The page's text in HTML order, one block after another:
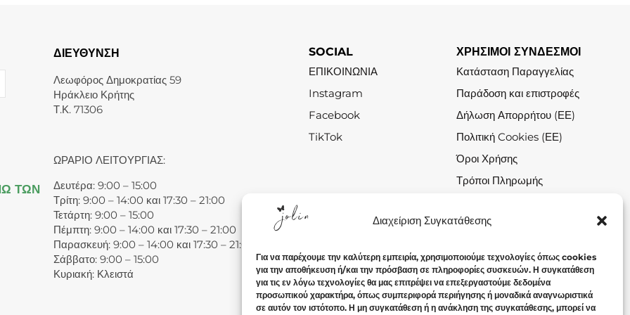
Διαχείριση Συγκατάθεσης
Για να παρέχουμε την καλύτερη εμπειρία, χρησιμοποιούμε τεχνολογίες όπως cookies
για την αποθήκευση ή/και την πρόσβαση σε πληροφορίες συσκευών. Η συγκατάθεση
για τις εν λόγω τεχνολογίες θα μας επιτρέψει να επεξεργαστούμε δεδομένα
προσωπικού χαρακτήρα, όπως συμπεριφορά περιήγησης ή μοναδικά αναγνωριστικά
σε αυτόν τον ιστότοπο. Η μη συγκατάθεση ή η ανάκληση της συγκατάθεσης, μπορεί να
ΤΩΝ
ΔΙΕΥΘΥΝΣΗ
Λεωφόρος Δημοκρατίας 59
Ηράκλειο Κρήτης
Τ.Κ. 71306
ΩΡΑΡΙΟ ΛΕΙΤΟΥΡΓΙΑΣ:
Δευτέρα: 9:00 – 15:00
Τρίτη: 9:00 – 14:00 και 17:30 – 21:00
Τετάρτη: 9:00 – 15:00
Πέμπτη: 9:00 – 14:00 και 17:30 – 21:00
Παρασκευή: 9:00 – 14:00 και 17:30 – 21:00
Σάββατο: 9:00 – 15:00
Κυριακή: Κλειστά
SOCIAL
ΕΠΙΚΟΙΝΩΝΙΑ
Instagram
Facebook
TikTok
ΧΡΗΣΙΜΟΙ ΣΥΝΔΕΣΜΟΙ
Κατάσταση Παραγγελίας
Παράδοση και επιστροφές
Δήλωση Απορρήτου (ΕΕ)
Πολιτική Cookies (ΕΕ)
Όροι Χρήσης
Τρόποι Πληρωμής